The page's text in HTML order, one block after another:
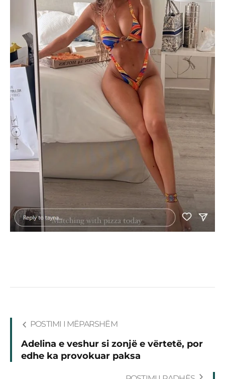
POSTIMI I MËPARSHËM
Adelina e veshur si zonjë e vërtetë, por
edhe ka provokuar paksa